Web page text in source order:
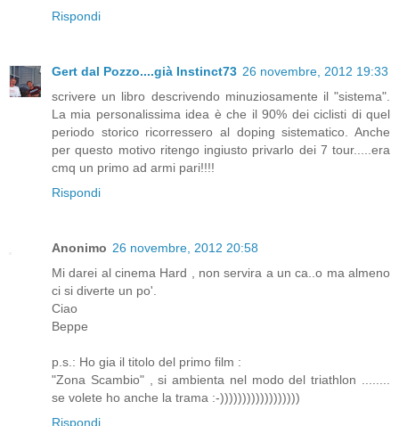
Rispondi
Gert dal Pozzo....già Instinct73 26 novembre, 2012 19:33
scrivere un libro descrivendo minuziosamente il "sistema".
La mia personalissima idea è che il 90% dei ciclisti di quel
periodo storico ricorressero al doping sistematico. Anche
per questo motivo ritengo ingiusto privarlo dei 7 tour.....era
cmq un primo ad armi pari!!!!
Rispondi
Anonimo 26 novembre, 2012 20:58
Mi darei al cinema Hard , non servira a un ca..o ma almeno
ci si diverte un po'.
Ciao
Beppe
p.s.: Ho gia il titolo del primo film :
"Zona Scambio" , si ambienta nel modo del triathlon ........
se volete ho anche la trama :-))))))))))))))))))
Rispondi